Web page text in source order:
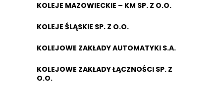
KOLEJE MAZOWIECKIE – KM SP. Z O.O.
KOLEJE ŚLĄSKIE SP. Z O.O.
KOLEJOWE ZAKŁADY AUTOMATYKI S.A.
KOLEJOWE ZAKŁADY ŁĄCZNOŚCI SP. Z
O.O.